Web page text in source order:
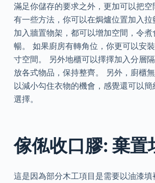
滿足你儲存的要求之外，更加可以把
有一些方法，你可以在焗爐位置加入
加入牆置物架，都可以增加空間，令
暢。 如果廚房有轉角位，你更可以安
寸空間。 另外地櫃可以擇擇加入分層
放各式物品，保持整齊。 另外，廚櫃
以減小勾住衣物的機會，感覺還可以
選擇。
傢俬收口膠: 棄置
這是因為部分木工項目是需要以油漆填